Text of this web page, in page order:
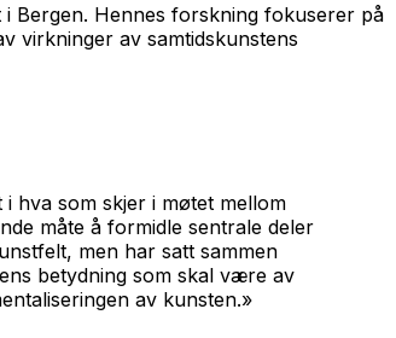
Bergen. Hennes forskning fokuserer på
virkninger av samtidskunstens
hva som skjer i møtet mellom
måte å formidle sentrale deler
men har satt sammen
betydning som skal være av
av kunsten.»